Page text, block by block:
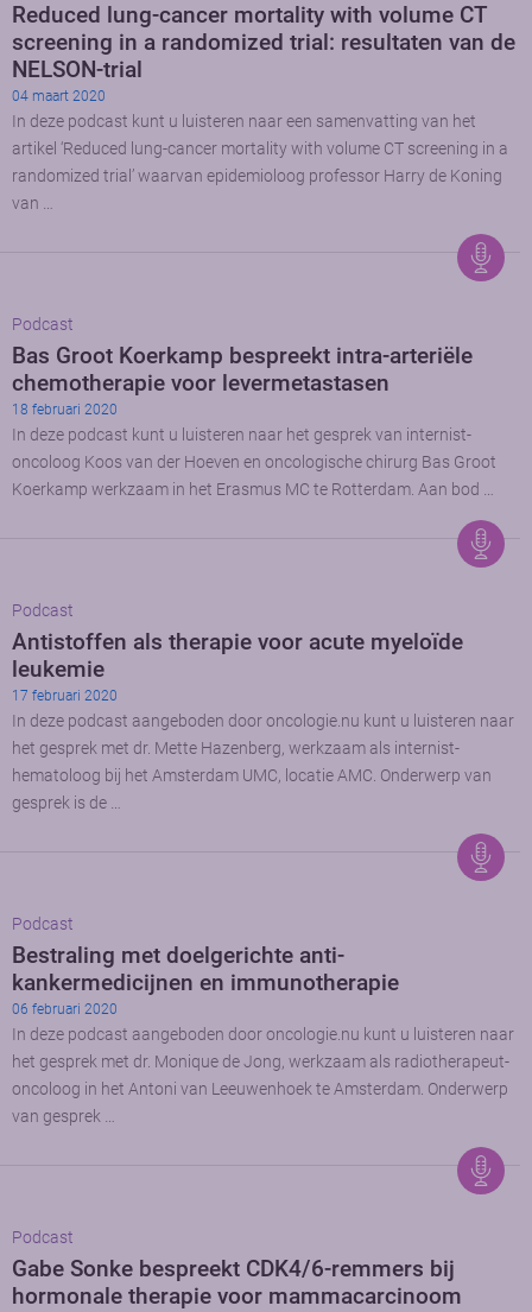
Reduced lung-cancer mortality with volume CT
screening in a randomized trial: resultaten van de
NELSON-trial
04 maart 2020
In deze podcast kunt u luisteren naar een samenvatting van het
artikel ‘Reduced lung-cancer mortality with volume CT screening in a
randomized trial’ waarvan epidemioloog professor Harry de Koning
van …
Podcast
Bas Groot Koerkamp bespreekt intra-arteriële
chemotherapie voor levermetastasen
18 februari 2020
In deze podcast kunt u luisteren naar het gesprek van internist-
oncoloog Koos van der Hoeven en oncologische chirurg Bas Groot
Koerkamp werkzaam in het Erasmus MC te Rotterdam. Aan bod …
Podcast
Antistoffen als therapie voor acute myeloïde
leukemie
17 februari 2020
In deze podcast aangeboden door oncologie.nu kunt u luisteren naar
het gesprek met dr. Mette Hazenberg, werkzaam als internist-
hematoloog bij het Amsterdam UMC, locatie AMC. Onderwerp van
gesprek is de …
Podcast
Bestraling met doelgerichte anti-
kankermedicijnen en immunotherapie
06 februari 2020
In deze podcast aangeboden door oncologie.nu kunt u luisteren naar
het gesprek met dr. Monique de Jong, werkzaam als radiotherapeut-
oncoloog in het Antoni van Leeuwenhoek te Amsterdam. Onderwerp
van gesprek …
Podcast
Gabe Sonke bespreekt CDK4/6-remmers bij
hormonale therapie voor mammacarcinoom